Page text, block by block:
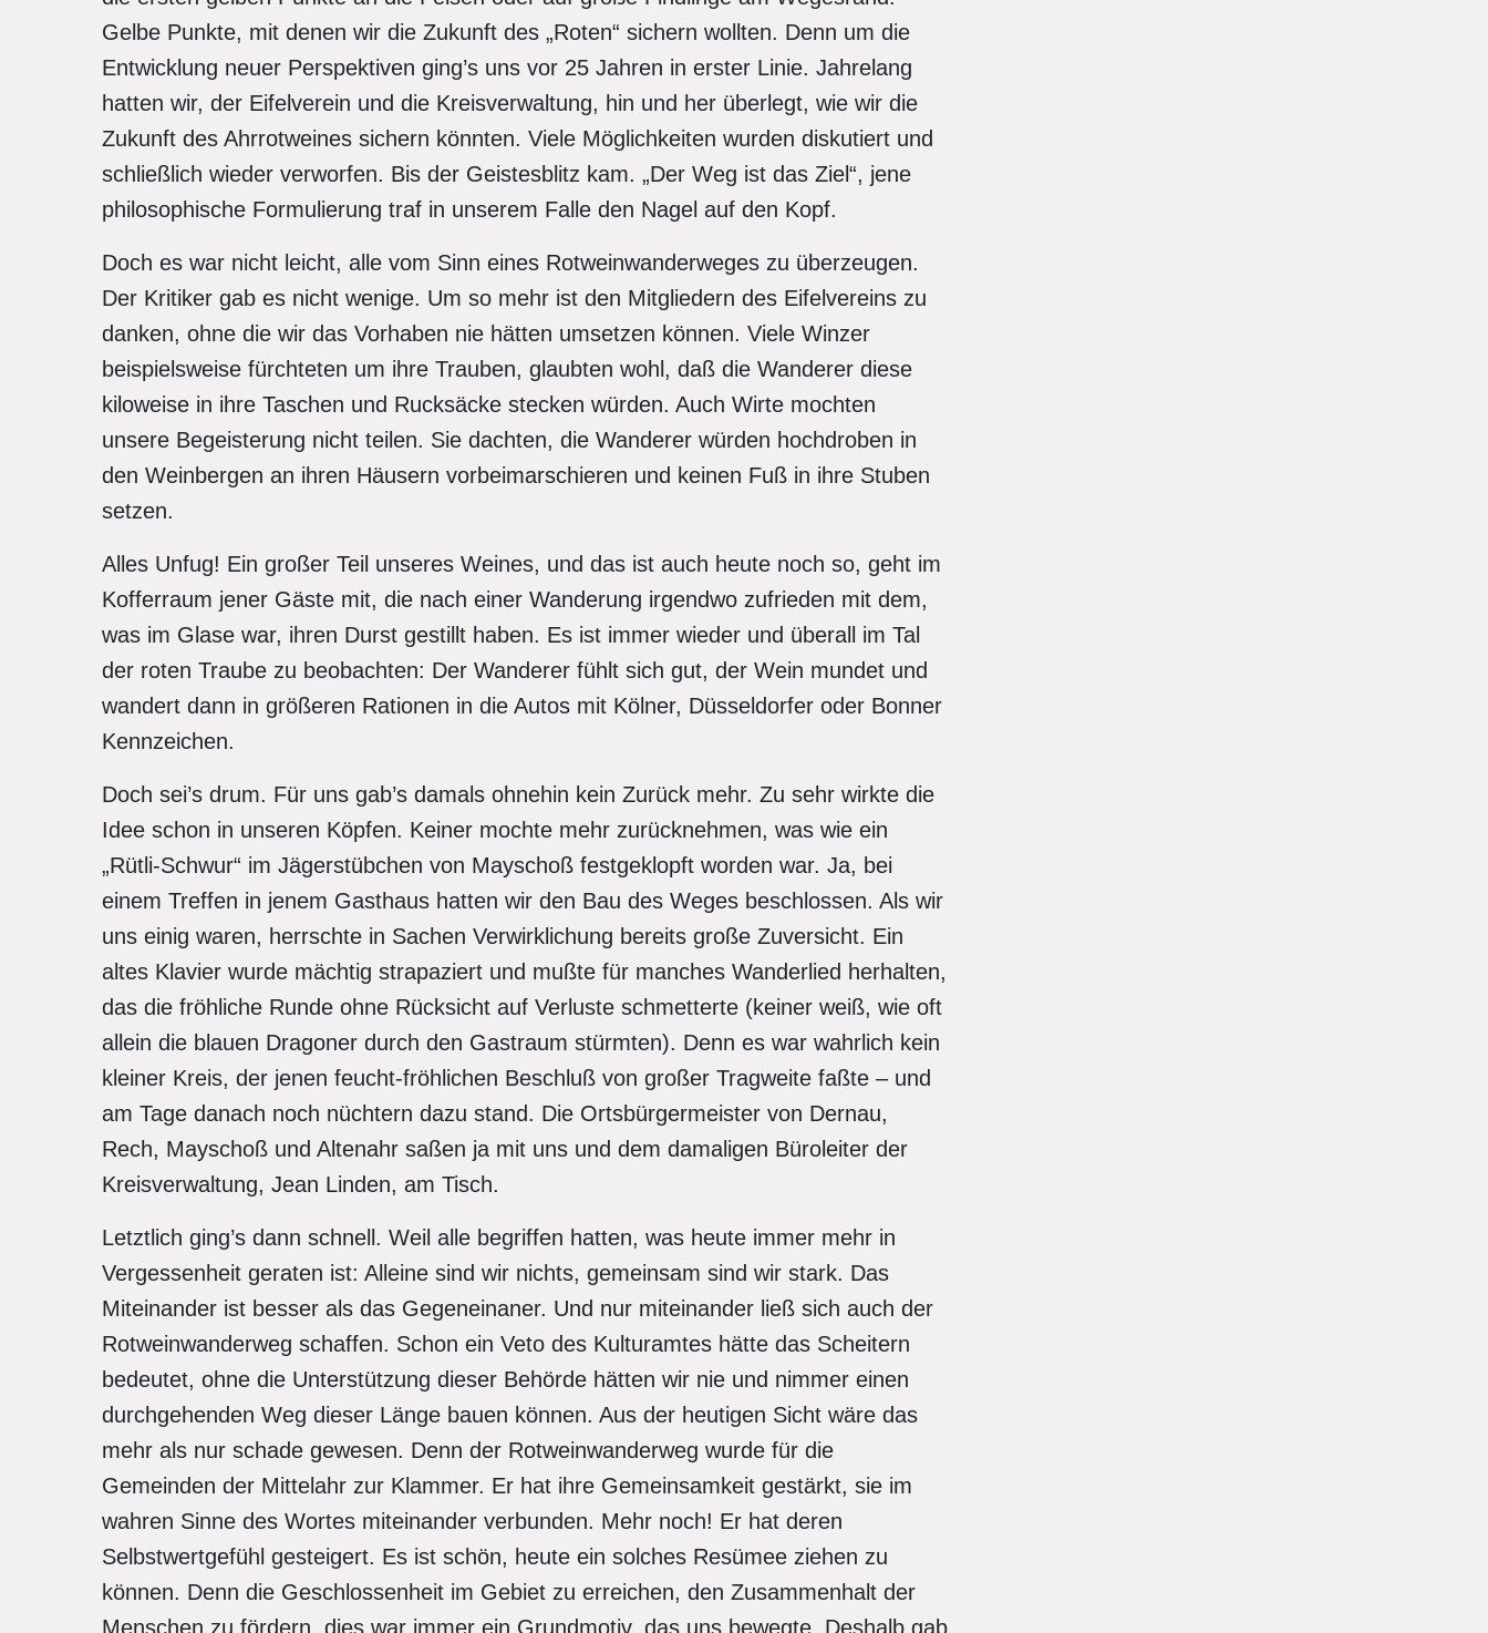
Gelbe Punkte, mit denen wir die Zukunft des „Roten“ sichern wollten. Denn um die
Entwicklung neuer Perspektiven ging’s uns vor 25 Jahren in erster Linie. Jahrelang
hatten wir, der Eifelverein und die Kreisverwaltung, hin und her überlegt, wie wir die
Zukunft des Ahrrotweines sichern könnten. Viele Möglichkeiten wurden diskutiert und
schließlich wieder verworfen. Bis der Geistesblitz kam. „Der Weg ist das Ziel“, jene
philosophische Formulierung traf in unserem Falle den Nagel auf den Kopf.
Doch es war nicht leicht, alle vom Sinn eines Rotweinwanderweges zu überzeugen.
Der Kritiker gab es nicht wenige. Um so mehr ist den Mitgliedern des Eifelvereins zu
danken, ohne die wir das Vorhaben nie hätten umsetzen können. Viele Winzer
beispielsweise fürchteten um ihre Trauben, glaubten wohl, daß die Wanderer diese
kiloweise in ihre Taschen und Rucksäcke stecken würden. Auch Wirte mochten
unsere Begeisterung nicht teilen. Sie dachten, die Wanderer würden hochdroben in
den Weinbergen an ihren Häusern vorbeimarschieren und keinen Fuß in ihre Stuben
setzen.
Alles Unfug! Ein großer Teil unseres Weines, und das ist auch heute noch so, geht im
Kofferraum jener Gäste mit, die nach einer Wanderung irgendwo zufrieden mit dem,
was im Glase war, ihren Durst gestillt haben. Es ist immer wieder und überall im Tal
der roten Traube zu beobachten: Der Wanderer fühlt sich gut, der Wein mundet und
wandert dann in größeren Rationen in die Autos mit Kölner, Düsseldorfer oder Bonner
Kennzeichen.
Doch sei’s drum. Für uns gab’s damals ohnehin kein Zurück mehr. Zu sehr wirkte die
Idee schon in unseren Köpfen. Keiner mochte mehr zurücknehmen, was wie ein
„Rütli-Schwur“ im Jägerstübchen von Mayschoß festgeklopft worden war. Ja, bei
einem Treffen in jenem Gasthaus hatten wir den Bau des Weges beschlossen. Als wir
uns einig waren, herrschte in Sachen Verwirklichung bereits große Zuversicht. Ein
altes Klavier wurde mächtig strapaziert und mußte für manches Wanderlied herhalten,
das die fröhliche Runde ohne Rücksicht auf Verluste schmetterte (keiner weiß, wie oft
allein die blauen Dragoner durch den Gastraum stürmten). Denn es war wahrlich kein
kleiner Kreis, der jenen feucht-fröhlichen Beschluß von großer Tragweite faßte – und
am Tage danach noch nüchtern dazu stand. Die Ortsbürgermeister von Dernau,
Rech, Mayschoß und Altenahr saßen ja mit uns und dem damaligen Büroleiter der
Kreisverwaltung, Jean Linden, am Tisch.
Letztlich ging’s dann schnell. Weil alle begriffen hatten, was heute immer mehr in
Vergessenheit geraten ist: Alleine sind wir nichts, gemeinsam sind wir stark. Das
Miteinander ist besser als das Gegeneinaner. Und nur miteinander ließ sich auch der
Rotweinwanderweg schaffen. Schon ein Veto des Kulturamtes hätte das Scheitern
bedeutet, ohne die Unterstützung dieser Behörde hätten wir nie und nimmer einen
durchgehenden Weg dieser Länge bauen können. Aus der heutigen Sicht wäre das
mehr als nur schade gewesen. Denn der Rotweinwanderweg wurde für die
Gemeinden der Mittelahr zur Klammer. Er hat ihre Gemeinsamkeit gestärkt, sie im
wahren Sinne des Wortes miteinander verbunden. Mehr noch! Er hat deren
Selbstwertgefühl gesteigert. Es ist schön, heute ein solches Resümee ziehen zu
können. Denn die Geschlossenheit im Gebiet zu erreichen, den Zusammenhalt der
Menschen zu fördern, dies war immer ein Grundmotiv, das uns bewegte. Deshalb gab